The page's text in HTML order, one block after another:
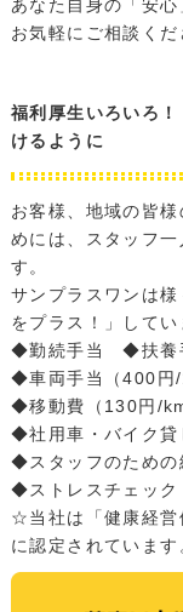
あなた自身の「安心
お気軽にご相談くだ
福利厚生いろいろ
けるように
お客様、地域の皆
めには、スタッフ
す。
サンプラスワンは
をプラス！」してい
◆勤続手当 ◆扶養
◆車両手当（400円
◆移動費（130円/
◆社用車・バイク貸
◆スタッフのための
◆ストレスチェッ
☆当社は「健康経営
に認定されています